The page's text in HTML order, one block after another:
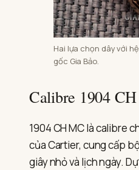
Hai lựa chọn dây với
gốc Gia Bảo.
Calibre 1904
1904 CH MC là calibre
của Cartier, cung cấp
giây nhỏ và lịch ngày.